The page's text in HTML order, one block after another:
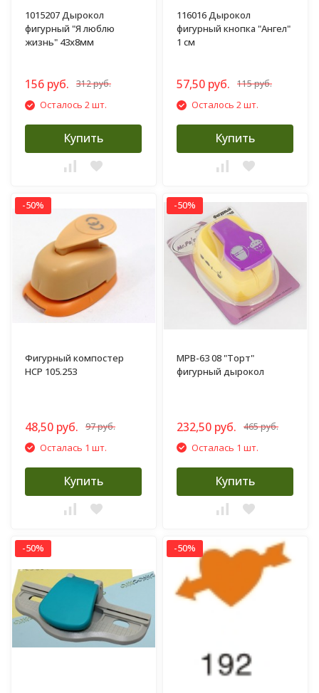
1015207 Дырокол
фигурный "Я люблю
жизнь" 43х8мм
156 руб. 312 руб.
Осталось 2 шт.
Купить
116016 Дырокол
фигурный кнопка "Ангел"
1 см
57,50 руб. 115 руб.
Осталось 2 шт.
Купить
-50%
Фигурный компостер
HCP 105.253
48,50 руб. 97 руб.
Осталась 1 шт.
Купить
-50%
MPB-63 08 "Торт"
фигурный дырокол
232,50 руб. 465 руб.
Осталась 1 шт.
Купить
-50% -50%